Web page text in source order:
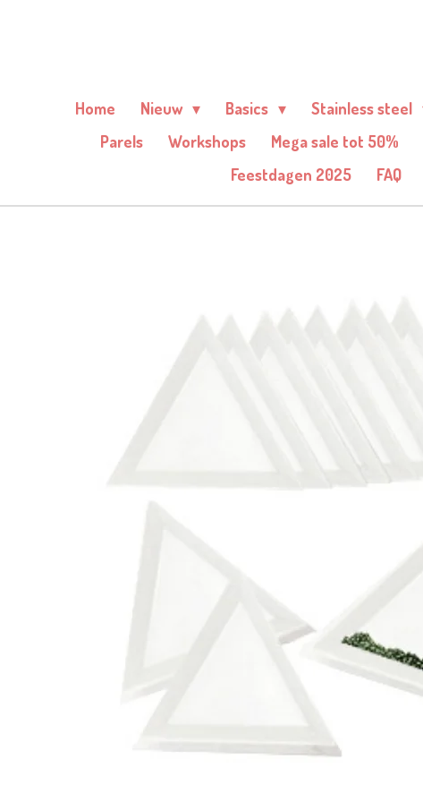
hoofdinhoud
Home Nieuw Basics Stainless steel
Parels
Workshops Mega sale tot 50%
Feestdagen 2025
FAQ